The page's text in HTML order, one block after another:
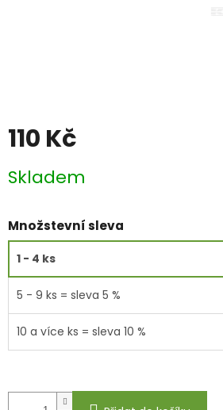
110 Kč
cena:
Skladem
Množstevní sleva
1 - 4 ks
5 - 9 ks = sleva 5 %
10 a více ks = sleva 10 %